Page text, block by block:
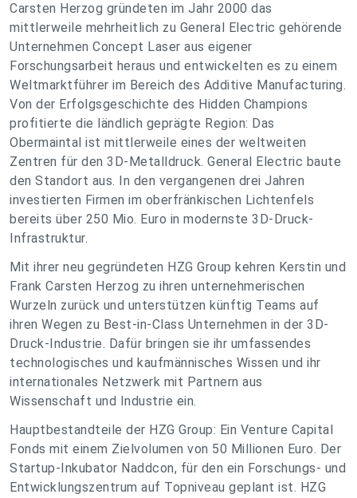
Carsten Herzog gründeten im Jahr 2000 das
mittlerweile mehrheitlich zu General Electric gehörende
Unternehmen Concept Laser aus eigener
Forschungsarbeit heraus und entwickelten es zu einem
Weltmarktführer im Bereich des Additive Manufacturing.
Von der Erfolgsgeschichte des Hidden Champions
profitierte die ländlich geprägte Region: Das
Obermaintal ist mittlerweile eines der weltweiten
Zentren für den 3D-Metalldruck. General Electric baute
den Standort aus. In den vergangenen drei Jahren
investierten Firmen im oberfränkischen Lichtenfels
bereits über 250 Mio. Euro in modernste 3D-Druck-
Infrastruktur.
Mit ihrer neu gegründeten HZG Group kehren Kerstin und
Frank Carsten Herzog zu ihren unternehmerischen
Wurzeln zurück und unterstützen künftig Teams auf
ihren Wegen zu Best-in-Class Unternehmen in der 3D-
Druck-Industrie. Dafür bringen sie ihr umfassendes
technologisches und kaufmännisches Wissen und ihr
internationales Netzwerk mit Partnern aus
Wissenschaft und Industrie ein.
Hauptbestandteile der HZG Group: Ein Venture Capital
Fonds mit einem Zielvolumen von 50 Millionen Euro. Der
Startup-Inkubator Naddcon, für den ein Forschungs- und
Entwicklungszentrum auf Topniveau geplant ist. HZG